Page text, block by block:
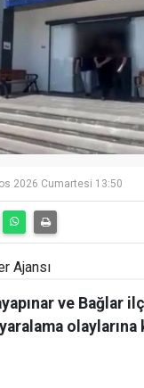
2026 Cumartesi 13:50
Ajansı
ve Bağlar
olaylarına